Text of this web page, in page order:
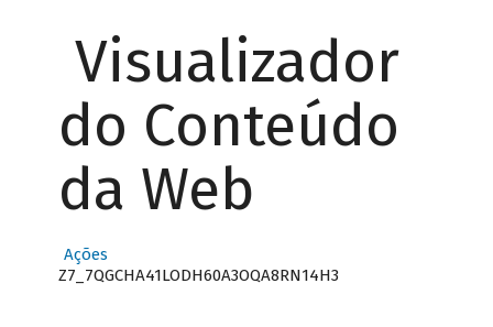
Visualizador
do Conteúdo
da Web
Ações
Z7_7QGCHA41LODH60A3OQA8RN14H3